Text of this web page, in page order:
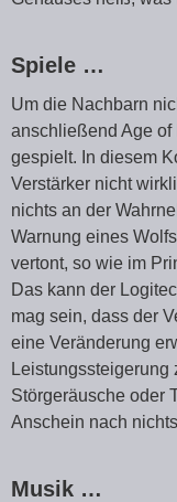
Spiele …
Um die Nachbarn
anschließend Age of
gespielt. In diesem
Verstärker nicht
nichts an der
Warnung eines
vertont, so wie im
Das kann der
mag sein, dass der
eine Veränderung
Störgeräusche oder
Anschein nach
Musik …